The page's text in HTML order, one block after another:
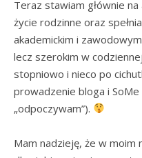
Teraz stawiam głównie
życie rodzinne oraz
akademickim i
lecz szerokim w
stopniowo i nieco po
prowadzenie bloga i
„odpoczywam”).
Mam nadzieję, że w moim